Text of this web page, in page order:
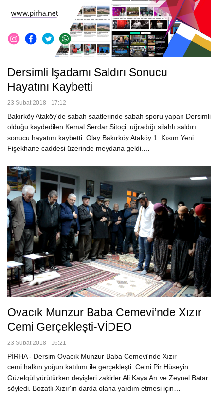
Dersimli Işadamı Saldırı Sonucu
Hayatını Kaybetti
23 Şubat 2018 - 17:12
Bakırköy Ataköy'de sabah saatlerinde sabah sporu yapan Dersimli
olduğu kaydedilen Kemal Serdar Sitoçi, uğradığı silahlı saldırı
sonucu hayatını kaybetti. Olay Bakırköy Ataköy 1. Kısım Yeni
Fişekhane caddesi üzerinde meydana geldi.…
Ovacık Munzur Baba Cemevi’nde Xızır
Cemi Gerçekleşti-VİDEO
23 Şubat 2018 - 16:21
PİRHA - Dersim Ovacık Munzur Baba Cemevi'nde Xızır
cemi halkın yoğun katılımı ile gerçekleşti. Cemi Pir Hüseyin
Güzelgül yürütürken deyişleri zakirler Ali Kaya Arı ve Zeynel Batar
söyledi. Bozatlı Xızır'ın darda olana yardım etmesi için…